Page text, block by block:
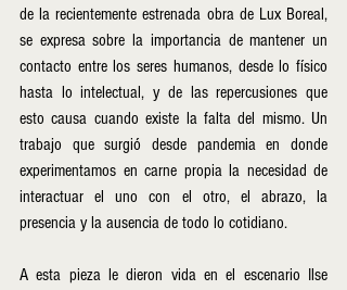
de la recientemente estrenada obra de Lux Boreal,
se expresa sobre la importancia de mantener un
contacto entre los seres humanos, desde lo físico
hasta lo intelectual, y de las repercusiones que
esto causa cuando existe la falta del mismo. Un
trabajo que surgió desde pandemia en donde
experimentamos en carne propia la necesidad de
interactuar el uno con el otro, el abrazo, la
presencia y la ausencia de todo lo cotidiano.
A esta pieza le dieron vida en el escenario Ilse